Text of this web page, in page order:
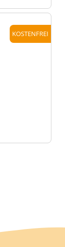
KOSTENFREI